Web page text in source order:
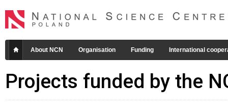
About NCN Organisation Funding International
Projects funded by the